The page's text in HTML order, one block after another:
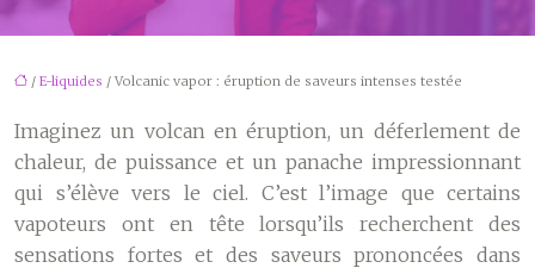
/ E-liquides / Volcanic vapor : éruption de saveurs intenses testée
Imaginez un volcan en éruption, un déferlement de
chaleur, de puissance et un panache impressionnant
qui s’élève vers le ciel. C’est l’image que certains
vapoteurs ont en tête lorsqu’ils recherchent des
sensations fortes et des saveurs prononcées dans